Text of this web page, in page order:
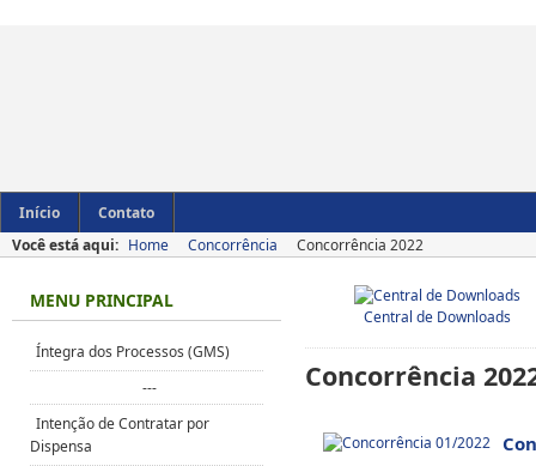
Início
Contato
Você está aqui: Home Concorrência Concorrência 2022
Central de Downloads
Concorrência
MENU PRINCIPAL
Íntegra dos Processos (GMS)
---
Intenção de Contratar por
Dispensa